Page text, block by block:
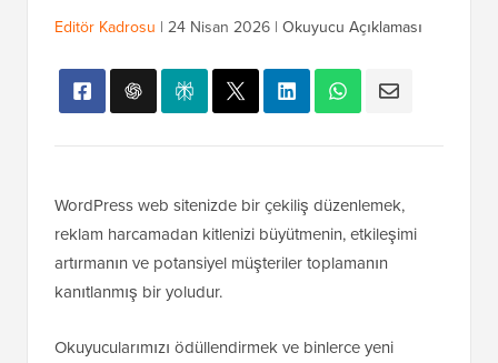
Editör Kadrosu | 24 Nisan 2026 | Okuyucu Açıklaması
WordPress web sitenizde bir çekiliş düzenlemek,
reklam harcamadan kitlenizi büyütmenin, etkileşimi
artırmanın ve potansiyel müşteriler toplamanın
kanıtlanmış bir yoludur.
Okuyucularımızı ödüllendirmek ve binlerce yeni